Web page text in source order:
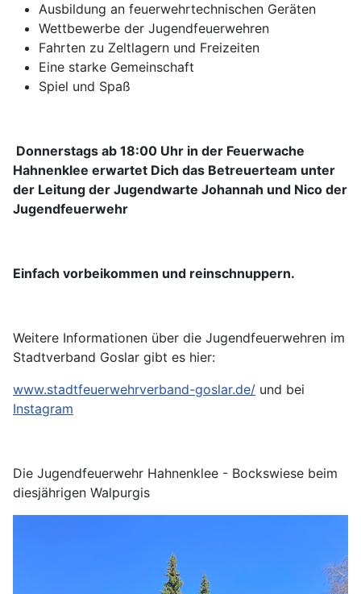
Ausbildung an feuerwehrtechnischen Geräten
Wettbewerbe der Jugendfeuerwehren
Fahrten zu Zeltlagern und Freizeiten
Eine starke Gemeinschaft
Spiel und Spaß
Donnerstags ab 18:00 Uhr in der Feuerwache
Hahnenklee erwartet Dich das Betreuerteam unter
der Leitung der Jugendwarte Johannah und Nico der
Jugendfeuerwehr
Einfach vorbeikommen und reinschnuppern.
Weitere Informationen über die Jugendfeuerwehren im
Stadtverband Goslar gibt es hier:
www.stadtfeuerwehrverband-goslar.de/ und bei
Instagram
Die Jugendfeuerwehr Hahnenklee - Bockswiese beim
diesjährigen Walpurgis